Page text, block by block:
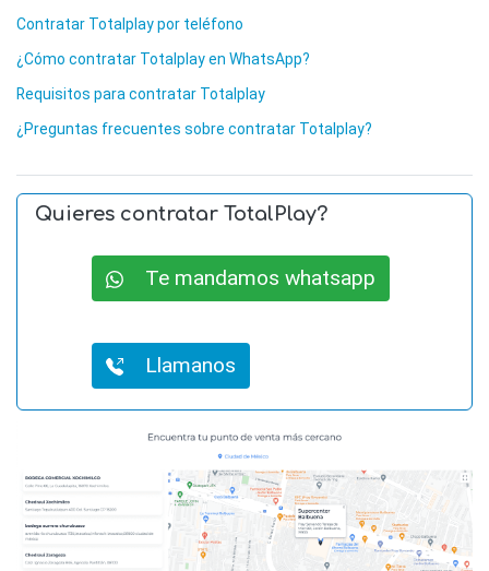
Contratar Totalplay por teléfono
¿Cómo contratar Totalplay en WhatsApp?
Requisitos para contratar Totalplay
¿Preguntas frecuentes sobre contratar Totalplay?
Quieres contratar TotalPlay?
Te mandamos whatsapp
Llamanos